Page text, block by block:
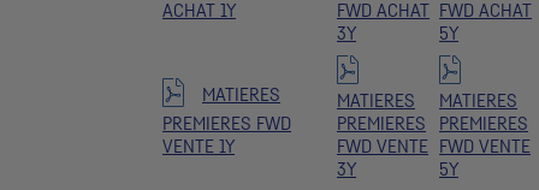
ACHAT 1Y
FWD ACHAT
3Y
FWD ACHAT
5Y
MATIERES
PREMIERES FWD
VENTE 1Y
MATIERES
PREMIERES
FWD VENTE
3Y
MATIERES
PREMIERES
FWD VENTE
5Y